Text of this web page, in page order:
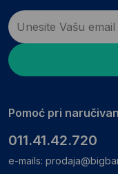
Pomoć pri
011.41.42.720
e-mails: